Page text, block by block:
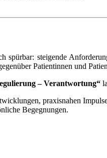
spürbar: steigende
Patientinnen und
– Verantwortung“
praxisnahen
Begegnungen.